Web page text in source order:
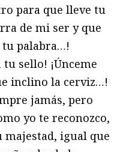
para que lleve tu
de mi ser y que
palabra…!
tu sello! ¡Únceme
inclino la cerviz…!
jamás, pero
yo te reconozco,
majestad, igual que